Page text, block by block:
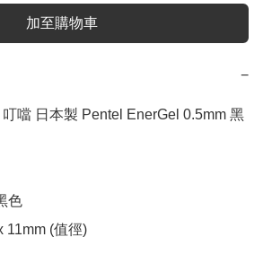
加至購物車
−
噹 日本製 Pentel EnerGel 0.5mm 黑
色
11mm (值徑)